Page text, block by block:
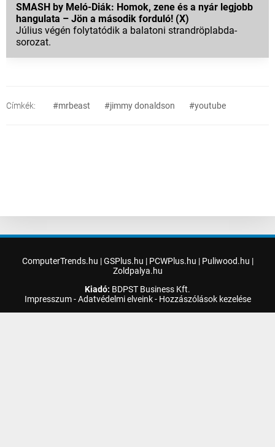
SMASH by Meló-Diák: Homok, zene és a nyár legjobb
hangulata – Jön a második forduló! (X)
Július végén folytatódik a balatoni strandröplabda-
sorozat.
Címkék: #mrbeast #jimmy donaldson #youtube
ComputerTrends.hu |GSPlus.hu | PCWPlus.hu | Puliwood.hu |
Zoldpalya.hu
Kiadó: BDPST Business Kft.
Impresszum-Adatvédelmi elveink- Hozzászólások kezelése